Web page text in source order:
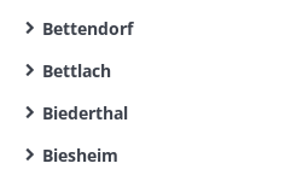
Bettendorf
Bettlach
Biederthal
Biesheim